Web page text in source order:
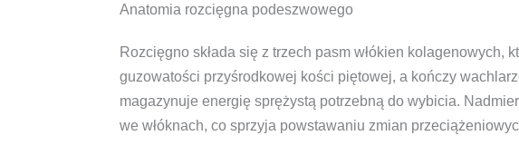
Anatomia rozcięgna podeszwowego
Rozcięgno składa się z trzech pasm włókien
guzowatości przyśrodkowej kości piętowej, a kończy
magazynuje energię sprężystą potrzebną do wybicia.
we włóknach, co sprzyja powstawaniu zmian